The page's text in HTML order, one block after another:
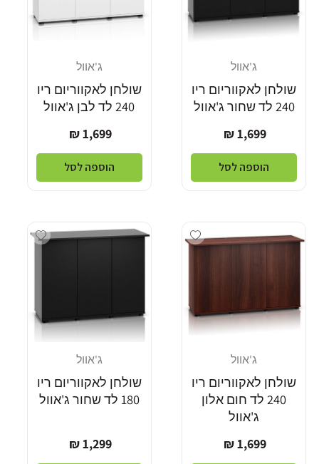
ג'אוול
שולחן לאקווריום ריו
240 לד שחור ג'אוול
מחיר
רגיל
1,699 ₪
הוספה לסל
ג'אוול
שולחן לאקווריום ריו
240 לד לבן ג'אוול
מחיר
רגיל
1,699 ₪
הוספה לסל
Add wishlist
ג'אוול
שולחן לאקווריום ריו
240 לד חום אלון
ג'אוול
מחיר
רגיל
1,699 ₪
wishlist
ג'אוול
שולחן לאקווריום ריו
180 לד שחור ג'אוול
מחיר
רגיל
1,299 ₪